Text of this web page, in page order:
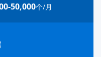
50,000个/月